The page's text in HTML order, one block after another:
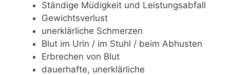
Ständige Müdigkeit und Leistungsabfall
Gewichtsverlust
unerklärliche Schmerzen
Blut im Urin / im Stuhl / beim Abhusten
Erbrechen von Blut
dauerhafte, unerklärliche